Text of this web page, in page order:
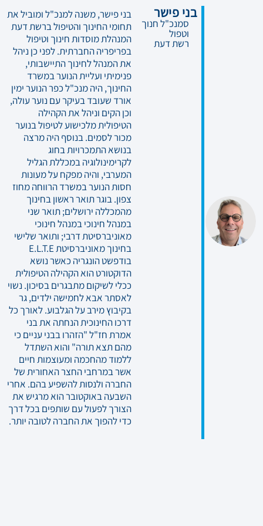
בני פישר
סמנכ"ל חנוך
וטפול
רשת דעת
בני פישר, משנה למנכ"ל ומוביל את
תחומי החינוך והטיפול ברשת דעת
המנהלת מוסדות חינוך וטיפול
בפריפריה החברתית. לפני כן ניהל
את המנהל לחינוך התיישבותי,
פנימיתי ועליית הנוער במשרד
החינוך, היה מנכ"ל כפר הנוער ימין
אורד שעובד בעיקר עם נוער עולה,
וכן הקים וניהל את הקהילה
הטיפולית מלכישוע לטיפול בנוער
מכור לסמים. בנוסף היה מרצה
בנושא התמכרויות בחוג
לקרימינולוגיה במכללת הגליל
המערבי, והיה מפקח על מעונות
חסות הנוער במשרד הרווחה מחוז
צפון. בוגר תואר ראשון בחינוך
מהמכללה ירושלים; תואר שני
במנהל חינוכי במנהל חינוכי
מאוניברסיטת דרבי; ותואר שלישי
בחינוך מאוניברסיטת E.L.T.E
בודפשט הונגריה כאשר נושא
הדוקטורט הוא הקהילה הטיפולית
ככלי לשיקום מתבגרים בסיכון. נשוי
לאסתר אבא לחמישה ילדים, גר
בקיבוץ מירב על הגלבוע. לאורך כל
דרכו החינוכית הנחתה את בני
אמרת חז"ל "הזהרו בבני עניים כי
מהם תצא תורה" והוא השתדל
ללמוד מהחכמה ומעוצמות חיים
אשר במרחבי החצר האחורית של
החברה ולנסות להשפיע בהם. אחרי
השבעה באוקטובר הוא מרגיש את
הצורך לפעול עם שותפים בכל דרך
כדי להפוך את החברה לטובה יותר.